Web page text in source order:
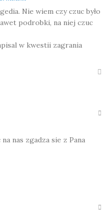
Nie wiem czy czuc było
podrobki, na niej czuc
w kwestii zagrania
nas zgadza sie z Pana